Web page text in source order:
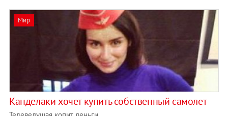
Мир
Канделаки хочет купить собственный самолет